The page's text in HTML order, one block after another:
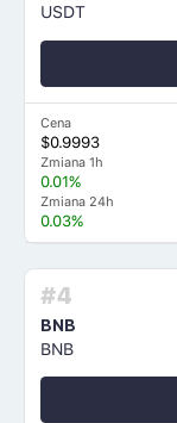
USDT
Cena
$0.9993
Zmiana 1h
0.01%
Zmiana 24h
0.03%
#4
BNB
BNB